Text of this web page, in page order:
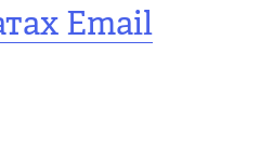
Email